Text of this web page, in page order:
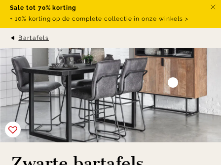
Sale tot 70% korting
+ 10% korting op de complete collectie in onze winkels >
Bartafels